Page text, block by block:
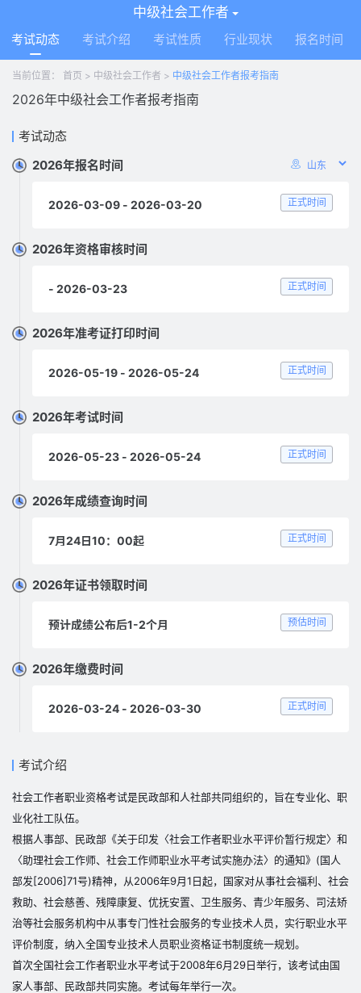
中级社会工作者
考试动态 考试介绍 考试性质 行业现状 报名时间
当前位置： 首页 > 中级社会工作者 > 中级社会工作者报考指南
2026年中级社会工作者报考指南
考试动态
2026年报名时间
2026-03-09 - 2026-03-20 正式时间
2026年资格审核时间
- 2026-03-23 正式时间
2026年准考证打印时间
2026-05-19 - 2026-05-24 正式时间
2026年考试时间
2026-05-23 - 2026-05-24 正式时间
2026年成绩查询时间
7月24日10：00起 正式时间
2026年证书领取时间
预计成绩公布后1-2个月 预估时间
2026年缴费时间
2026-03-24 - 2026-03-30 正式时间
考试介绍
社会工作者职业资格考试是民政部和人社部共同组织的，旨在专业化、职
业化社工队伍。
根据人事部、民政部《关于印发〈社会工作者职业水平评价暂行规定〉和
〈助理社会工作师、社会工作师职业水平考试实施办法〉的通知》(国人
部发[2006]71号)精神，从2006年9月1日起，国家对从事社会福利、社会
救助、社会慈善、残障康复、优抚安置、卫生服务、青少年服务、司法矫
治等社会服务机构中从事专门性社会服务的专业技术人员，实行职业水平
评价制度，纳入全国专业技术人员职业资格证书制度统一规划。
首次全国社会工作者职业水平考试于2008年6月29日举行，该考试由国
家人事部、民政部共同实施。考试每年举行一次。